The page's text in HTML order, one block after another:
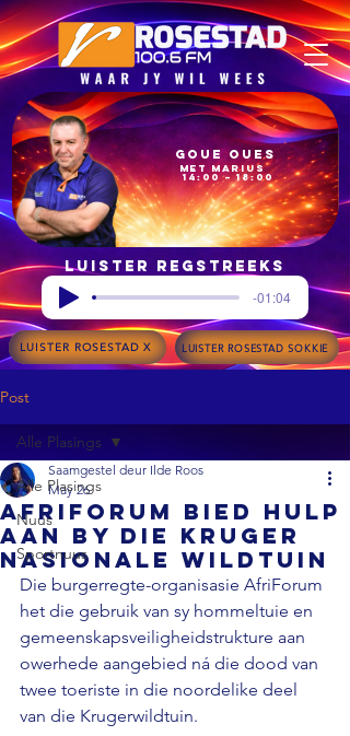
14:00 – 18:00
met Marius
Goue Oues
Luister regstreeks
-01:04
LUISTER ROSESTAD X LUISTER ROSESTAD SOKKIE
Post
Alle Plasings
Nuus
Sportnuus
Alle Plasings
AfriForum bied hulp
aan by die Kruger
Nasionale Wildtuin
Saamgestel deur Ilde Roos
May 26
Die burgerregte-organisasie AfriForum
het die gebruik van sy hommeltuie en
gemeenskapsveiligheidstrukture aan
owerhede aangebied ná die dood van
twee toeriste in die noordelike deel
van die Krugerwildtuin.